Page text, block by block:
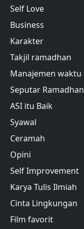
Self Love
Business
Karakter
Takjil ramadhan
Manajemen waktu
Seputar Ramadhan
ASI itu Baik
Syawal
Ceramah
Opini
Self Improvement
Karya Tulis Ilmiah
Cinta Lingkungan
Film favorit